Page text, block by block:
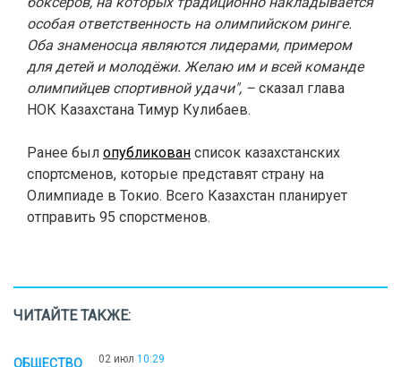
особая ответственность на олимпийском ринге.
Оба знаменосца являются лидерами, примером
для детей и молодёжи. Желаю им и всей команде
олимпийцев спортивной удачи", – сказал глава
НОК Казахстана Тимур Кулибаев.
Ранее был опубликован список казахстанских
спортсменов, которые представят страну на
Олимпиаде в Токио. Всего Казахстан планирует
отправить 95 спорстменов.
ЧИТАЙТЕ ТАКЖЕ:
ОБЩЕСТВО 02 июл 10:29